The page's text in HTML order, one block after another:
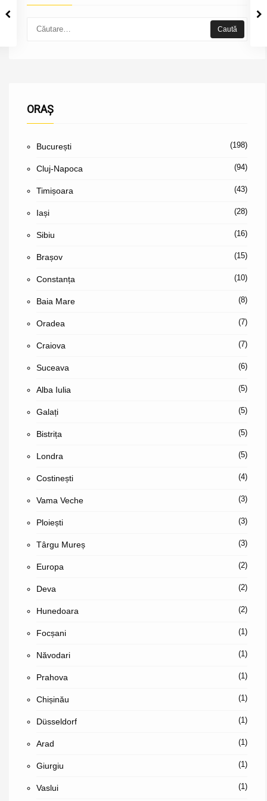
ORAȘ
București (198)
Cluj-Napoca (94)
Timișoara (43)
Iași (28)
Sibiu (16)
Brașov (15)
Constanța (10)
Baia Mare (8)
Oradea (7)
Craiova (7)
Suceava (6)
Alba Iulia (5)
Galați (5)
Bistrița (5)
Londra (5)
Costinești (4)
Vama Veche (3)
Ploiești (3)
Târgu Mureș (3)
Europa (2)
Deva (2)
Hunedoara (2)
Focșani (1)
Năvodari (1)
Prahova (1)
Chișinău (1)
Düsseldorf (1)
Arad (1)
Giurgiu (1)
Vaslui (1)